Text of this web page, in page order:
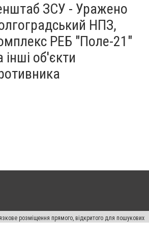
ЗСУ - Уражено
НПЗ,
РЕБ "Поле-21"
інші об'єкти
розміщення прямого, відкритого для пошукових